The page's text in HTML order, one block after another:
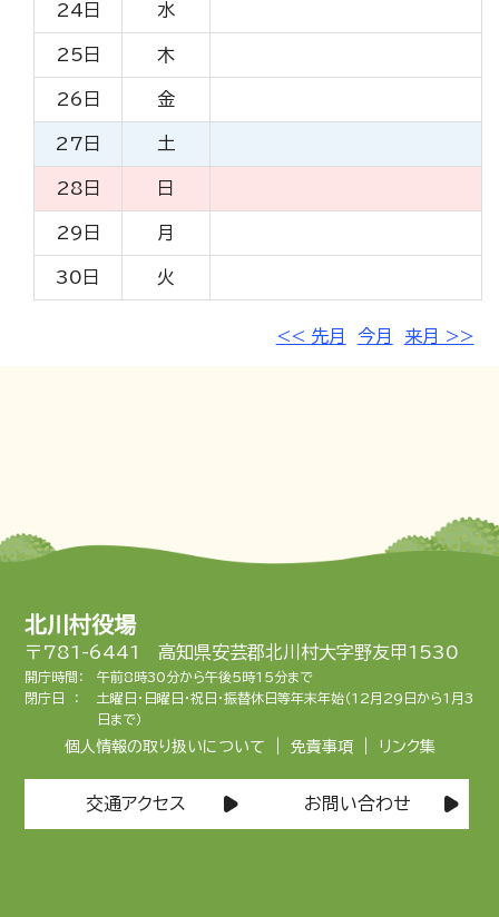
24日 水
25日 木
26日 金
27日 土
28日 日
29日 月
30日 火
<< 先月 今月 来月 >>
北川村役場
〒781-6441 高知県安芸郡北川村大字野友甲1530
開庁時間：
午前8時30分から午後5時15分まで
閉庁日 ：
土曜日・日曜日・祝日・振替休日等年末年始（12月29日から1月3
日まで）
個人情報の取り扱いについて 免責事項 リンク集
交通アクセス お問い合わせ